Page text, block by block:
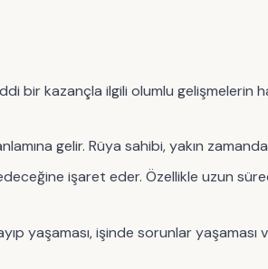
bir kazançla ilgili olumlu gelişmelerin
gelir. Rüya sahibi, yakın zamanda
işaret eder. Özellikle uzun
yaşaması, işinde sorunlar